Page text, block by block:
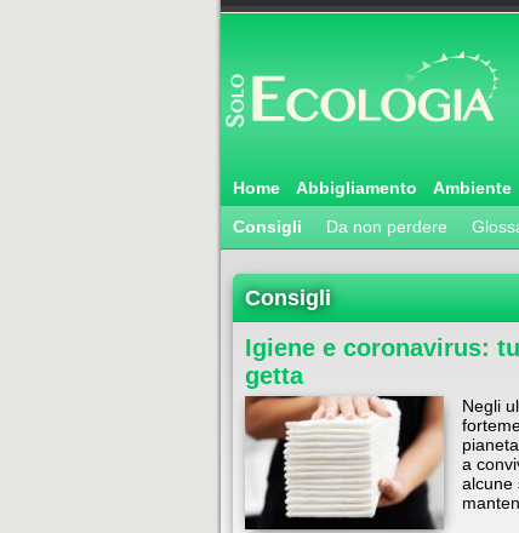
Home Abbigliamento Ambiente
Consigli
Da non perdere
Consigli
Igiene e coronavirus:
getta
Negli
a
alcune